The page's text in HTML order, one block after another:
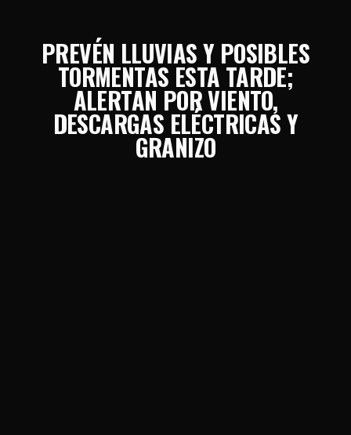
PREVÉN LLUVIAS Y POSIBLES
TORMENTAS ESTA TARDE;
ALERTAN POR VIENTO,
DESCARGAS ELÉCTRICAS Y
GRANIZO